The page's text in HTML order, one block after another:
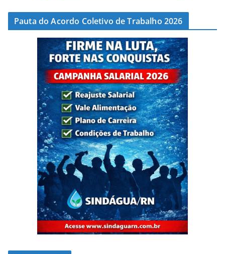
Pauta do Acordo Coletivo de Trabalho 2026